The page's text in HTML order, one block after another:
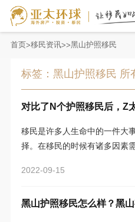
首页 移民资讯 黑山护照移民
标签：黑山护照移民 所
对比了N个护照移民后，Z
移民是许多人生命中的一件大
择。在移民的时候有诸多因素
忽高忽低。因此很多朋友在选
之后，选择了黑山护照移民，
2022-09-15